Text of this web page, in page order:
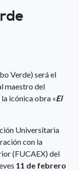
Verde) será el
maestro del
icónica obra «El
Universitaria
con la
(FUCAEX) del
11 de febrero